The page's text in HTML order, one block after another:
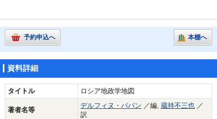
予約申込へ 本棚へ
資料詳細
タイトル ロシア地政学地図
著者名等
デルフィヌ・パパン ／編, 蔵持不三也 ／
訳